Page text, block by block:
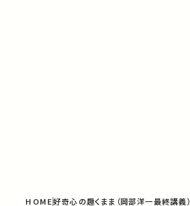
HOME好奇心の趣くまま（岡部洋一最終講義）